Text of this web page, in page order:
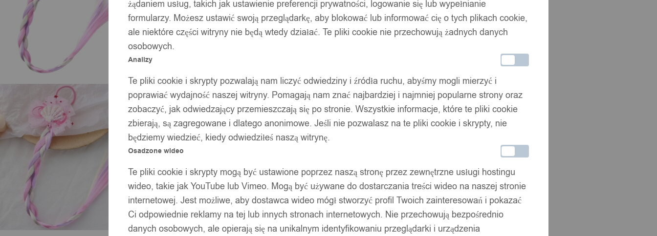
żądaniem usług, takich jak ustawienie preferencji prywatności, logowanie się lub wypełnianie
formularzy. Możesz ustawić swoją przeglądarkę, aby blokować lub informować cię o tych plikach cookie,
ale niektóre części witryny nie będą wtedy działać. Te pliki cookie nie przechowują żadnych danych
osobowych.
Analizy
Te pliki cookie i skrypty pozwalają nam liczyć odwiedziny i źródła ruchu, abyśmy mogli mierzyć i
poprawiać wydajność naszej witryny. Pomagają nam znać najbardziej i najmniej popularne strony oraz
zobaczyć, jak odwiedzający przemieszczają się po stronie. Wszystkie informacje, które te pliki cookie
zbierają, są zagregowane i dlatego anonimowe. Jeśli nie pozwalasz na te pliki cookie i skrypty, nie
będziemy wiedzieć, kiedy odwiedziłeś naszą witrynę.
Osadzone wideo
Te pliki cookie i skrypty mogą być ustawione poprzez naszą stronę przez zewnętrzne usługi hostingu
wideo, takie jak YouTube lub Vimeo. Mogą być używane do dostarczania treści wideo na naszej stronie
internetowej. Jest możliwe, aby dostawca wideo mógł stworzyć profil Twoich zainteresowań i pokazać
Ci odpowiednie reklamy na tej lub innych stronach internetowych. Nie przechowują bezpośrednio
danych osobowych, ale opierają się na unikalnym identyfikowaniu przeglądarki i urządzenia